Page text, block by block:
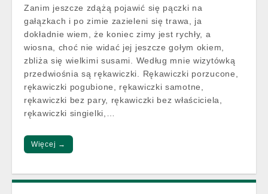
Zanim jeszcze zdążą pojawić się pączki na
gałązkach i po zimie zazieleni się trawa, ja
dokładnie wiem, że koniec zimy jest rychły, a
wiosna, choć nie widać jej jeszcze gołym okiem,
zbliża się wielkimi susami. Według mnie wizytówką
przedwiośnia są rękawiczki. Rękawiczki porzucone,
rękawiczki pogubione, rękawiczki samotne,
rękawiczki bez pary, rękawiczki bez właściciela,
rękawiczki singielki,…
Więcej →